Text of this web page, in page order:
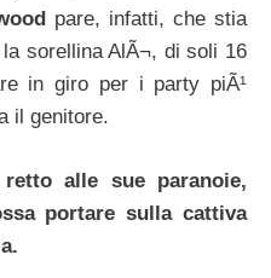
pare, infatti, che stia
sorellina AlÃ¬, di soli 16
in giro per i party piÃ¹
il genitore.
alle sue paranoie,
portare sulla cattiva